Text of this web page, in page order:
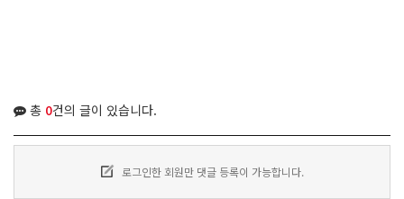
총 0건의 글이 있습니다.
로그인한 회원만 댓글 등록이 가능합니다.